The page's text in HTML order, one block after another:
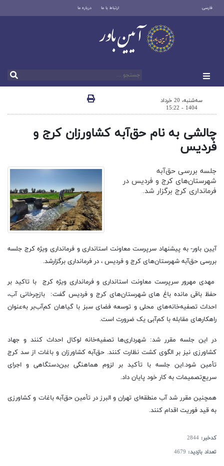
فارسی ارتباط با ما درباره ما
سه‌شنبه، 20 خرداد
1404 - 15:22
چالشی به نام حق‌آبه کشاورزان کرج و
فردیس
جلسه بررسی حق‌آبه
شهرستان‌های کرج و فردیس در
فرمانداری کرج برگزار شد.
آیین باور-به پیشنهاد سرپرست معاونت استانداری و فرمانداری ویژه کرج جلسه
بررسی حق‌آبه شهرستان‌های کرج و فردیس ، در فرمانداری برگزارشد.
مهدی مهرور سرپرست معاونت استانداری و فرمانداری ویژه کرج با تاکید بر
حفظ باقی مانده باغ های شهرستان‌های کرج و فردیس گفت: بازچرخانی آب،
احداث تصفیه‌خانه‌های محلی و توسعه فضای سبز با گیاهان کم‌آب‌بر به‌عنوان
راهکارهای مقابله با کم‌آبی یک ضرورت است.
در این جلسه مقرر شد: شهرداری‌ها تصفیه‌خانه لوکال احداث کنند و جهاد
کشاورزی نیز بر الگوی کشت نظارت کنند. حق‌آبه کشاورزان و باغات از سد کرج
تأمین شود.این جلسه با تأکید بر لزوم هماهنگی بین‌دستگاهی و اجرای
سریع‌تصمیمات به کار خود پایان داد.
همچنین مقرر شد آب منطقه‌ای تهران و البرز در تأمین حق‌آبه باغات و کشاورزی
به قید فوریت اقدام کنند.
کدخبر: 2844
تعداد بازدید: 4679